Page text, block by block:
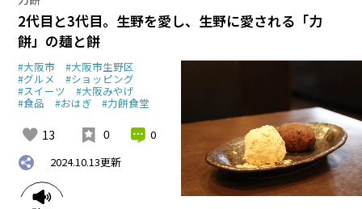
2代目と3代目。生野を愛し、生野に愛される「力
餅」の麺と餅
#大阪市 #大阪市生野区
#グルメ #ショッピング
#スイーツ #大阪みやげ
#食品 #おはぎ #力餅食堂
13 0
0
2024.10.13更新